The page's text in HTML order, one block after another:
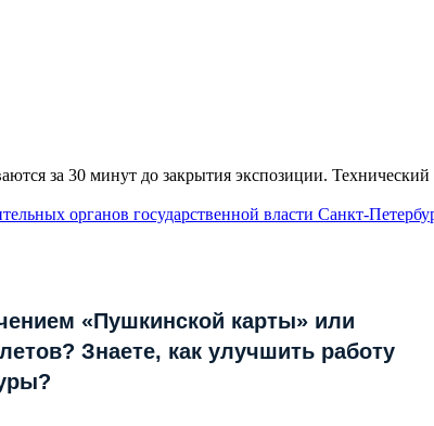
за 30 минут до закрытия экспозиции.
«Пушкинской карты» или
Знаете, как улучшить работу